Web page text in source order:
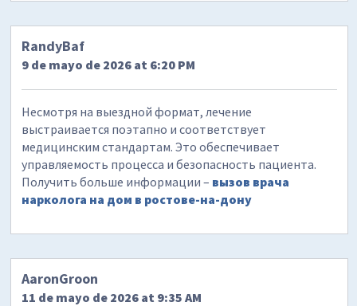
RandyBaf
9 de mayo de 2026 at 6:20 PM
Несмотря на выездной формат, лечение
выстраивается поэтапно и соответствует
медицинским стандартам. Это обеспечивает
управляемость процесса и безопасность пациента.
Получить больше информации – вызов врача
нарколога на дом в ростове-на-дону
AaronGroon
11 de mayo de 2026 at 9:35 AM